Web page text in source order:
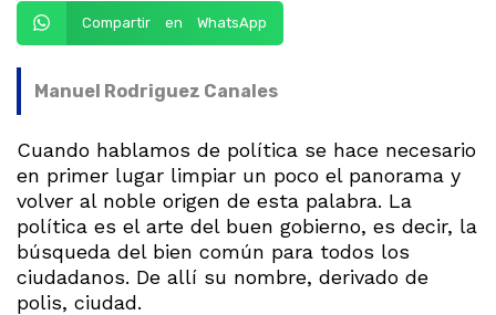
Compartir en WhatsApp
Manuel Rodriguez Canales
Cuando hablamos de política se hace necesario
en primer lugar limpiar un poco el panorama y
volver al noble origen de esta palabra. La
política es el arte del buen gobierno, es decir, la
búsqueda del bien común para todos los
ciudadanos. De allí su nombre, derivado de
polis, ciudad.